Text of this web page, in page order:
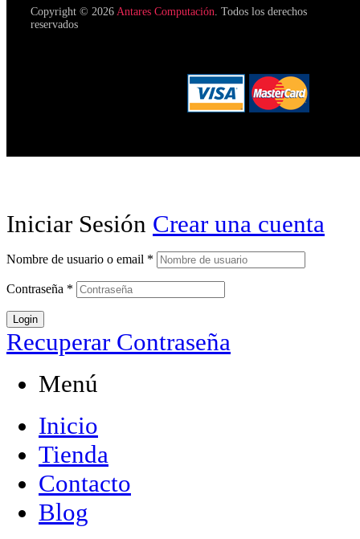
Copyright © 2026 Antares Computación. Todos los derechos
reservados
Iniciar Sesión Crear una cuenta
Nombre de usuario o email *
Contraseña *
Login
Recuperar Contraseña
Menú
Inicio
Tienda
Contacto
Blog